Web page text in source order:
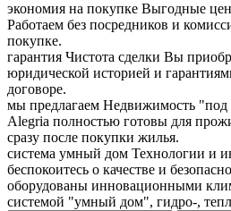
экономия на покупке Выгодные
Работаем без посредников и
покупке.
гарантия Чистота сделки Вы
юридической историей и
договоре.
мы предлагаем Недвижимость
Alegria полностью готовы для
сразу после покупки жилья.
система умный дом Технологии и
беспокоитесь о качестве и
оборудованы инновационными
системой "умный дом", гидро-,